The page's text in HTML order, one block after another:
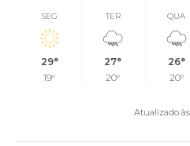
SEG
29°
19°
TER
27°
20°
QUA
26°
20°
Atualizado